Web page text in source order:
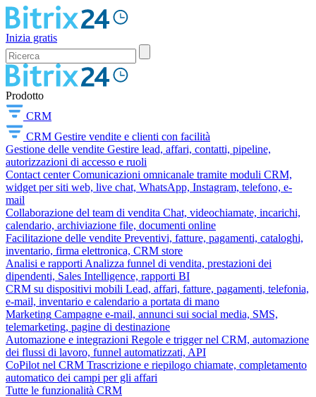
Inizia gratis
Prodotto
CRM
CRM Gestire vendite e clienti con facilità
Gestione delle vendite Gestire lead, affari, contatti, pipeline,
autorizzazioni di accesso e ruoli
Contact center Comunicazioni omnicanale tramite moduli CRM,
widget per siti web, live chat, WhatsApp, Instagram, telefono, e-
mail
Collaborazione del team di vendita Chat, videochiamate, incarichi,
calendario, archiviazione file, documenti online
Facilitazione delle vendite Preventivi, fatture, pagamenti, cataloghi,
inventario, firma elettronica, CRM store
Analisi e rapporti Analizza funnel di vendita, prestazioni dei
dipendenti, Sales Intelligence, rapporti BI
CRM su dispositivi mobili Lead, affari, fatture, pagamenti, telefonia,
e-mail, inventario e calendario a portata di mano
Marketing Campagne e-mail, annunci sui social media, SMS,
telemarketing, pagine di destinazione
Automazione e integrazioni Regole e trigger nel CRM, automazione
dei flussi di lavoro, funnel automatizzati, API
CoPilot nel CRM Trascrizione e riepilogo chiamate, completamento
automatico dei campi per gli affari
Tutte le funzionalità CRM